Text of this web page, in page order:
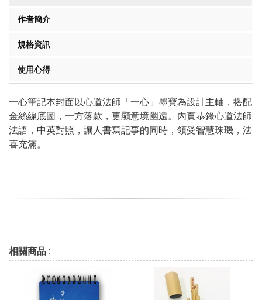
作者簡介
規格資訊
使用心得
一心筆記本封面以心道法師「一心」墨寶為設計主軸，搭配
金絲線底圖，一方落款，更顯意境幽遠。內頁恭錄心道法師
法語，中英對照，讓人書寫記事的同時，領受智慧珠璣，法
喜充滿。
相關商品 :